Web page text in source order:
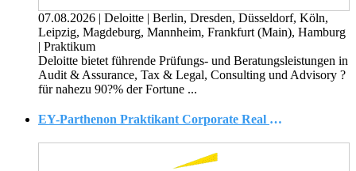
07.08.2026 | Deloitte | Berlin, Dresden, Düsseldorf, Köln,
Leipzig, Magdeburg, Mannheim, Frankfurt (Main), Hamburg
| Praktikum
Deloitte bietet führende Prüfungs- und Beratungsleistungen in
Audit & Assurance, Tax & Legal, Consulting und Advisory ?
für nahezu 90?% der Fortune ...
EY-Parthenon Praktikant Corporate Real Estate, ESG (w/m/d)